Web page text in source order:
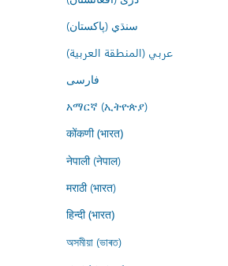
سنڌي (پاکستان)
عربي (المنطقة العربية)
فارسى
አማርኛ (ኢትዮጵያ)
कोंकणी (भारत)
नेपाली (नेपाल)
मराठी (भारत)
हिन्दी (भारत)
অসমীয়া (ভাৰত)